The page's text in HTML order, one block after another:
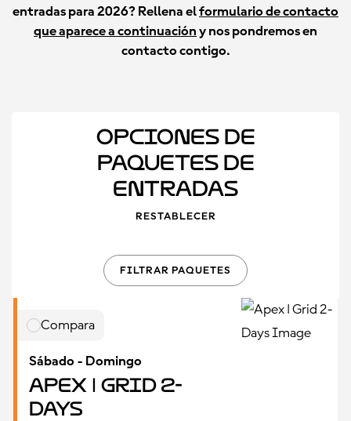
entradas para 2026? Rellena elformulario de contacto
que aparece a continuación y nos pondremos en
contacto contigo.
Opciones de
Paquetes de
Entradas
RESTABLECER
FILTRAR PAQUETES
Compara
Sábado - Domingo
Apex | Grid 2-
Days